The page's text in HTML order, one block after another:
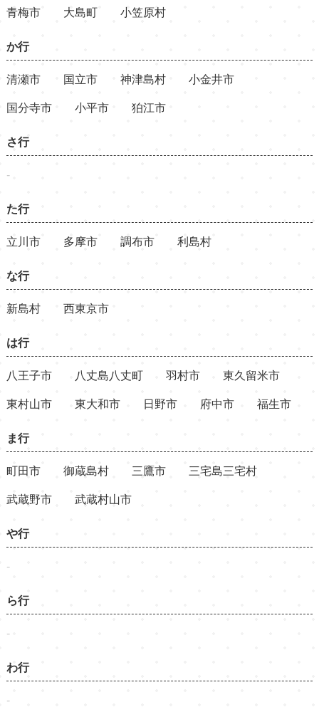
青梅市 大島町 小笠原村
か行
清瀬市 国立市 神津島村 小金井市
国分寺市 小平市 狛江市
さ行
-
た行
立川市 多摩市 調布市 利島村
な行
新島村 西東京市
は行
八王子市 八丈島八丈町 羽村市 東久留米市
東村山市 東大和市 日野市 府中市 福生市
ま行
町田市 御蔵島村 三鷹市 三宅島三宅村
武蔵野市 武蔵村山市
や行
-
ら行
-
わ行
-